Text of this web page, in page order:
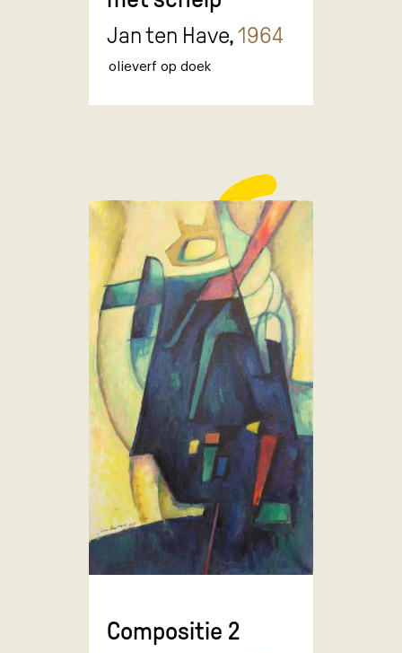
Jan ten Have,1964
olieverf op doek
Compositie 2